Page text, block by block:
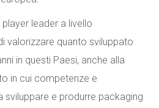
leader a livello
valorizzare quanto sviluppato
in questi Paesi, anche alla
in cui competenze e
sviluppare e produrre packaging